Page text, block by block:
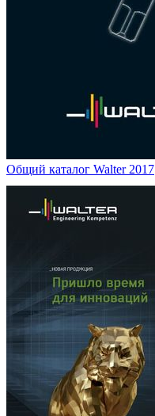
Общий каталог Walter 2017